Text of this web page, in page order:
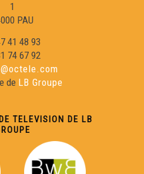
1
PAU
41 48 93
74 67 92
de LB Groupe
TELEVISION DE LB